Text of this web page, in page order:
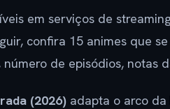
em serviços de
confira 15 animes que
de episódios, notas
(2026) adapta o arco